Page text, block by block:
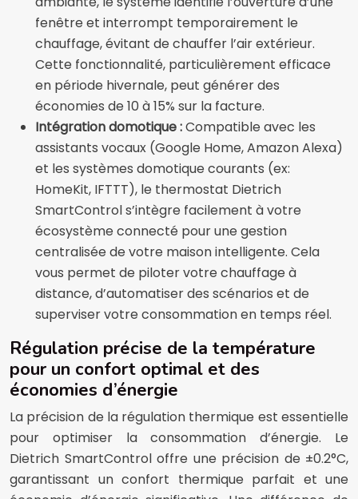
fenêtre et interrompt temporairement le
chauffage, évitant de chauffer l’air extérieur.
Cette fonctionnalité, particulièrement efficace
en période hivernale, peut générer des
économies de 10 à 15% sur la facture.
Intégration domotique :Compatible avec les
assistants vocaux (Google Home, Amazon Alexa)
et les systèmes domotique courants (ex:
HomeKit, IFTTT), le thermostat Dietrich
SmartControl s’intègre facilement à votre
écosystème connecté pour une gestion
centralisée de votre maison intelligente. Cela
vous permet de piloter votre chauffage à
distance, d’automatiser des scénarios et de
superviser votre consommation en temps réel.
Régulation précise de la température
pour un confort optimal et des
économies d’énergie
La précision de la régulation thermique est essentielle
pour optimiser la consommation d’énergie. Le
Dietrich SmartControl offre une précision de ±0.2°C,
garantissant un confort thermique parfait et une